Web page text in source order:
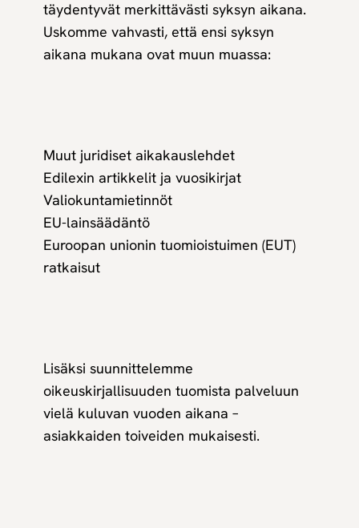
täydentyvät merkittävästi syksyn aikana.
Uskomme vahvasti, että ensi syksyn
aikana mukana ovat muun muassa:
Muut juridiset aikakauslehdet
Edilexin artikkelit ja vuosikirjat
Valiokuntamietinnöt
EU-lainsäädäntö
Euroopan unionin tuomioistuimen (EUT)
ratkaisut
Lisäksi suunnittelemme
oikeuskirjallisuuden tuomista palveluun
vielä kuluvan vuoden aikana –
asiakkaiden toiveiden mukaisesti.